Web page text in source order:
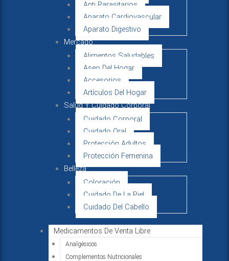
Anti Parasitarios
Aparato Cardiovascular
Aparato Digestivo
Mercado
Alimentos Saludables
Aseo Del Hogar
Accesorios
Artículos Del Hogar
Salud Y Cuidado Corporal
Cuidado Corporal
Cuidado Oral
Protección Adultos
Protección Femenina
Belleza
Coloración
Cuidado De La Piel
Cuidado Del Cabello
Medicamentos De Venta Libre
Analgésicos
Complementos Nutricionales